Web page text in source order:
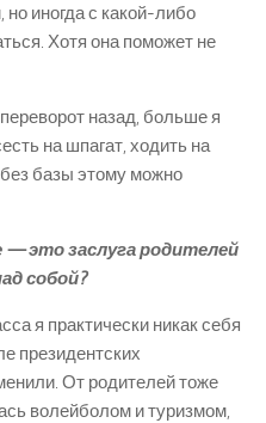
иногда с какой-либо
Хотя она поможет не
назад, больше я
на шпагат, ходить на
базы этому можно
это заслуга родителей
собой?
я практически никак себя
президентских
От родителей тоже
волейболом и туризмом,